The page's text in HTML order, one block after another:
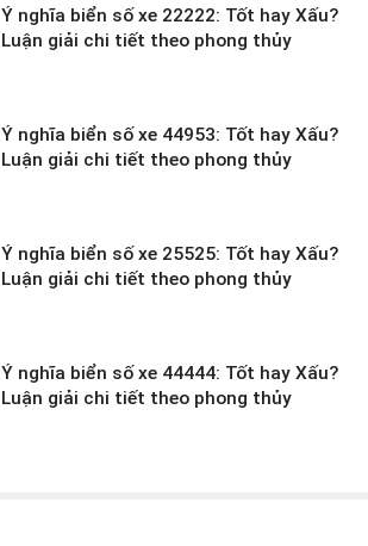
Ý nghĩa biển số xe 22222: Tốt hay Xấu?
Luận giải chi tiết theo phong thủy
Ý nghĩa biển số xe 44953: Tốt hay Xấu?
Luận giải chi tiết theo phong thủy
Ý nghĩa biển số xe 25525: Tốt hay Xấu?
Luận giải chi tiết theo phong thủy
Ý nghĩa biển số xe 44444: Tốt hay Xấu?
Luận giải chi tiết theo phong thủy